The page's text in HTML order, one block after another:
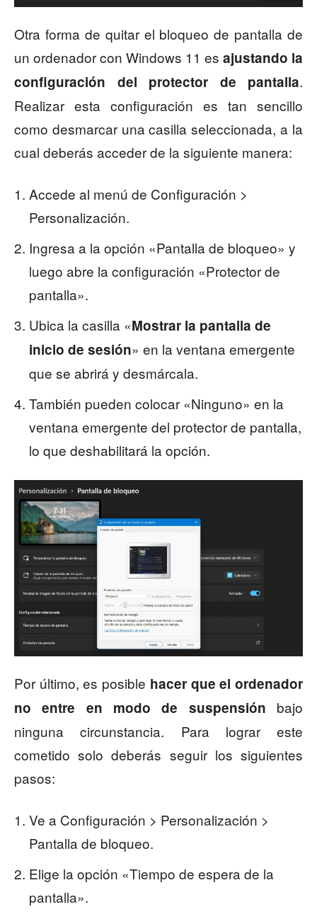
Otra forma de quitar el bloqueo de pantalla de
un ordenador con Windows 11 es ajustando la
configuración del protector de pantalla.
Realizar esta configuración es tan sencillo
como desmarcar una casilla seleccionada, a la
cual deberás acceder de la siguiente manera:
Accede al menú de Configuración >
Personalización.
Ingresa a la opción «Pantalla de bloqueo» y
luego abre la configuración «Protector de
pantalla».
Ubica la casilla «Mostrar la pantalla de
inicio de sesión» en la ventana emergente
que se abrirá y desmárcala.
También pueden colocar «Ninguno» en la
ventana emergente del protector de pantalla,
lo que deshabilitará la opción.
Por último, es posible hacer que el ordenador
no entre en modo de suspensión bajo
ninguna circunstancia. Para lograr este
cometido solo deberás seguir los siguientes
pasos:
Ve a Configuración > Personalización >
Pantalla de bloqueo.
Elige la opción «Tiempo de espera de la
pantalla».